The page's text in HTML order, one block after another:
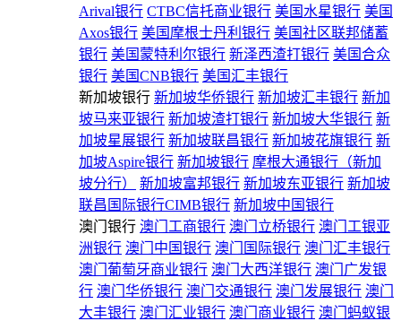
Arival银行 CTBC信托商业银行 美国水星银行 美国
Axos银行 美国摩根士丹利银行 美国社区联邦储蓄
银行 美国蒙特利尔银行 新泽西渣打银行 美国合众
银行 美国CNB银行 美国汇丰银行
新加坡银行 新加坡华侨银行 新加坡汇丰银行 新加
坡马来亚银行 新加坡渣打银行 新加坡大华银行 新
加坡星展银行 新加坡联昌银行 新加坡花旗银行 新
加坡Aspire银行 新加坡银行 摩根大通银行（新加
坡分行）
新加坡富邦银行 新加坡东亚银行 新加坡
联昌国际银行CIMB银行 新加坡中国银行
澳门银行 澳门工商银行 澳门立桥银行 澳门工银亚
洲银行 澳门中国银行 澳门国际银行 澳门汇丰银行
澳门葡萄牙商业银行 澳门大西洋银行 澳门广发银
行 澳门华侨银行 澳门交通银行 澳门发展银行 澳门
大丰银行 澳门汇业银行 澳门商业银行 澳门蚂蚁银